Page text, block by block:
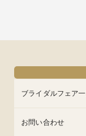
ブライダルフェア
お問い合わせ